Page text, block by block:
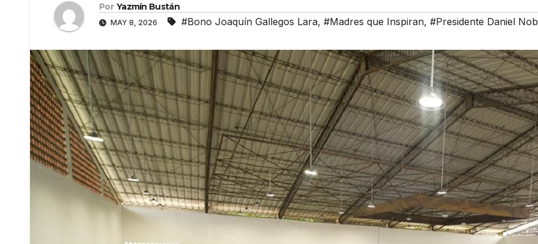
Por Yazmín Bustán
MAY 8, 2026 #Bono Joaquín Gallegos Lara, #Madres que Inspiran, #Presidente Daniel